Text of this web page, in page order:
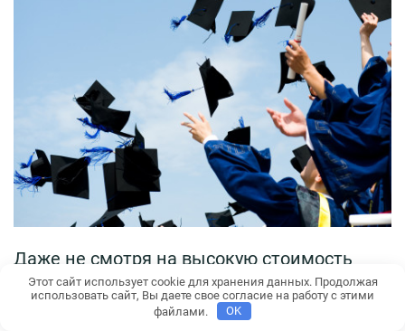
Даже не смотря на высокую стоимость
обучения, многие отдают предпочтение
именно английской системе образования,
Этот сайт использует cookie для хранения данных. Продолжая
использовать сайт, Вы даете свое согласие на работу с этими
файлами.
OK